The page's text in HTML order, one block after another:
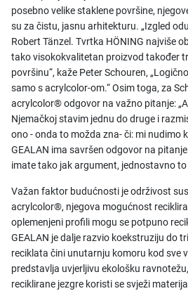
posebno velike staklene površine,
su za čistu, jasnu arhitekturu. „Izgled
Robert Tänzel. Tvrtka HÖNING najviše
tako visokokvalitetan proizvod također
površinu“, kaže Peter Schouren,
samo s acrylcolor-om.“ Osim toga, za
acrylcolor® odgovor na važno pitanje:
Njemačkoj stavim jednu do druge i
ono - onda to možda zna- či: mi nudimo
GEALAN ima savršen odgovor na
imate tako jak argument, jednostavno
Važan faktor budućnosti je održivost
acrylcolor®, njegova mogućnost
oplemenjeni profili mogu se potpuno
GEALAN je dalje razvio koekstruziju do
reciklata čini unutarnju komoru kod sve
predstavlja uvjerljivu ekološku
reciklirane jezgre koristi se svježi